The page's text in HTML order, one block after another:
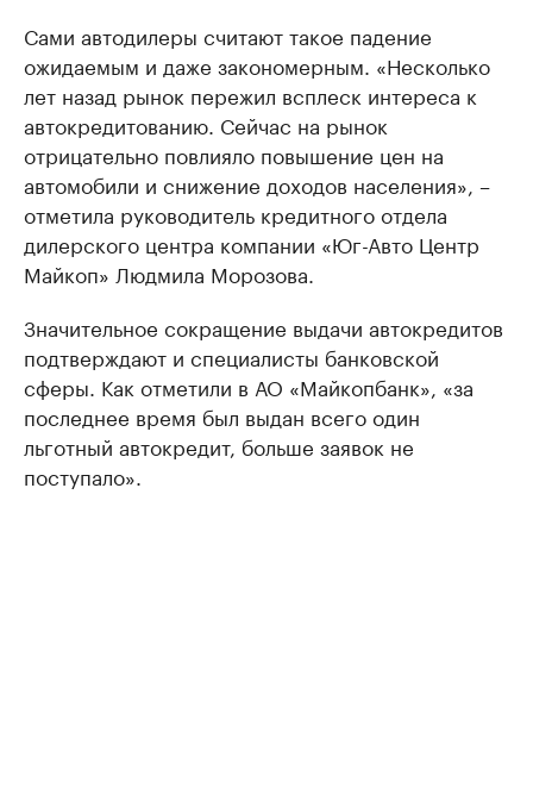
Сами автодилеры считают такое падение
ожидаемым и даже закономерным. «Несколько
лет назад рынок пережил всплеск интереса к
автокредитованию. Сейчас на рынок
отрицательно повлияло повышение цен на
автомобили и снижение доходов населения», –
отметила руководитель кредитного отдела
дилерского центра компании «Юг-Авто Центр
Майкоп» Людмила Морозова.
Значительное сокращение выдачи автокредитов
подтверждают и специалисты банковской
сферы. Как отметили в АО «Майкопбанк», «за
последнее время был выдан всего один
льготный автокредит, больше заявок не
поступало».